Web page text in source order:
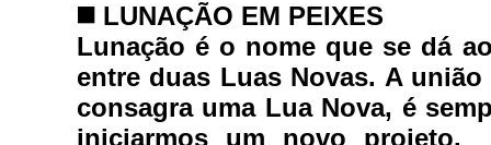
◼️ LUNAÇÃO EM PEIXES
Lunação é o nome que se dá
entre duas Luas Novas. A
consagra uma Lua Nova, é
iniciarmos um novo projeto.